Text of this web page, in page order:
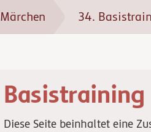
Basistraining
Diese Seite beinhaltet eine
Märchen 34.